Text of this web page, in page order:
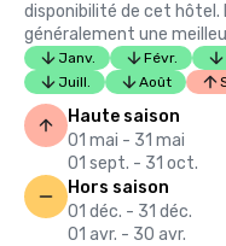
disponibilité de cet hôtel.
généralement une
Janv. Févr.
Juill.
Août
Haute saison
01 mai - 31 mai
01 sept. - 31 oct.
Hors saison
01 déc. - 31 déc.
01 avr. - 30 avr.